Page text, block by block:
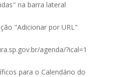
na barra lateral
"Adicionar por URL"
agenda/?ical=1
para o Calendário do